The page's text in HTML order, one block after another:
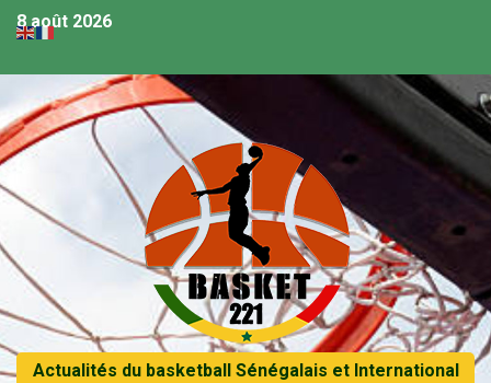
8 août 2026
Actualités du basketball Sénégalais et International